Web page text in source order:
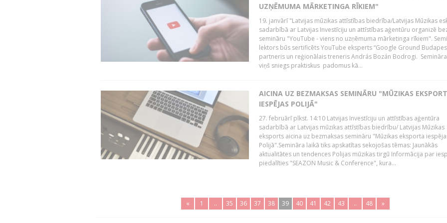
UZŅĒMUMA MĀRKETINGA RĪKIEM"
19. janvārī "Latvijas mūzikas attīstības biedrība/Latvijas Mūzikas
sadarbībā ar Latvijas Investīciju un attīstības aģentūru organizē
semināru "YouTube - viens no uzņēmuma mārketinga rīkiem".
lektors būs sertificēts YouTube eksperts “Google Ground
partneris un reģionālais treneris András Bozán Bodrogi.
viņš sniegs praktiskus padomus kā...
AICINA UZ BEZMAKSAS SEMINĀRU "MŪZIKAS
IESPĒJAS POLIJĀ"
27. februārī plkst. 14:10 Latvijas Investīciju un attīstības aģentūra
sadarbībā ar Latvijas mūzikas attīstības biedrību/ Latvijas Mūzikas
eksports aicina uz bezmaksas semināru "Mūzikas eksporta
Polijā".Semināra laikā tiks apskatītas sekojošas tēmas: Jaunākās
aktualitātes un tendences Polijas mūzikas tirgū Informācija par
piedalīties "SEAZON Music & Conference", kura...
« 1 .. 35 36 37 38 39 40 41 42 43 .. 48 »